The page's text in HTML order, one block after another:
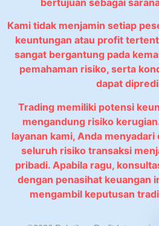
bertujuan sebagai
Kami tidak menjamin setiap
keuntungan atau profit
sangat bergantung pada
pemahaman risiko, serta
dapat
Trading memiliki potensi
mengandung risiko
layanan kami, Anda
seluruh risiko transaksi
pribadi. Apabila ragu,
dengan penasihat keuangan
mengambil keputusan